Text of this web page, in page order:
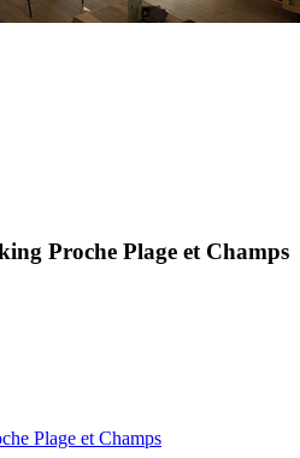
Proche Plage et Champs
Plage et Champs